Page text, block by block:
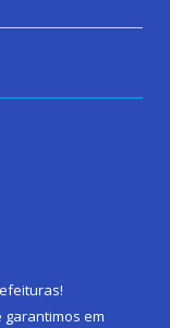
!
garantimos em